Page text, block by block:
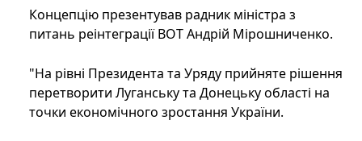
Концепцію презентував радник міністра з
питань реінтеграції ВОТ Андрій Мірошниченко.
"На рівні Президента та Уряду прийняте рішення
перетворити Луганську та Донецьку області на
точки економічного зростання України.